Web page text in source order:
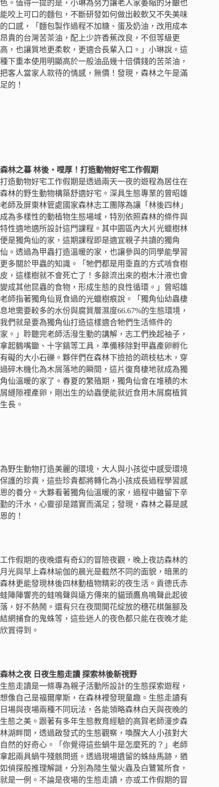
色。值得一提的是，小琳為努力讓老人家萎縮的牙齦也
能咬上可口的麵包，不斷研發如何做出較軟又不失美味
的口感，「麵包製作過程不加糖、蛋及奶油，改用成本
昂貴的台灣苦茶油，配上少許香蕉改良，不但等級更
高，也讓質地更柔軟，更適合長輩入口。」小琳說。這
種下重本使用明顯高於一般油品幾十倍價錢的苦茶油，
把客人當家人款待的情感，無價！發現，森林之午是滿
足的！
森林之暮 林後‧哩厚！打造動物好宅工作假期
打造動物好宅工作假期是透過兩天一夜的遊程為居住在
森林的野生動物構築舒適好宅。深具生態專業的曾昭雄
老師及屏東林管處國家森林志工團隊為讓「林後四林」
成為多樣性的動植物生態場域，特別依照森林的條件與
特性適地適所設計這門課程。其中園區內大片光蠟樹林
便是獨角仙的家，這期課程即是適宜親子共讀的獨角
仙。透過為甲蟲打造溫暖的家，也讓參與的同學能學習
更多關於甲蟲的知識。「牠們都是用垂直的方式啃食樹
皮，這樣樹就不會死亡了！多餘流出來的樹木汁液也會
變成其他昆蟲的食物，形成生態的良性循環。」曾昭雄
老師指著獨角仙覓食過的光蠟樹痕說。「獨角仙幼蟲棲
息地需要較多的水份與腐質層濕度66.67%的生態環境，
我們就是要為獨角仙打造這樣適合牠們生活條件的
家。」聆聽完老師活潑生動的講解，志工們挽起袖子，
拿起鶴嘴鋤、十字鎬等工具，準備移除對甲蟲產卵孵化
有礙的大小石礫。夥伴們在森林下撿拾的疏枝枯木，穿
過碎木機化為木屑落地的瞬間，這片復育棲地就成為獨
角仙溫暖的家了。春夏的繁殖期，獨角仙會在堆積的木
屑縫隙裡產卵，剛出生的幼蟲便能就近食用木屑腐植質
生長。
為野生動物打造美麗的環境，大人與小孩從中感受環境
保護的珍貴，這些珍貴都將轉化為小孩成長過程學習感
恩的養分。大夥看著獨角仙溫暖的家，過程中雖留下辛
勤的汗水，心靈卻是踏實而滿足；發現，森林之暮是感
恩的！
工作假期的夜晚還有奇幻的冒險夜觀，晚上夜訪森林的
月光與早上森林瑜伽的晨光是截然不同的面貌，暗黑的
森林更能發現林後四林動植物精彩的夜生活。貢德氏赤
蛙陣陣響亮的蛙鳴聲與遠方傳來的貓頭鷹鳥鳴聲此起彼
落，好不熱鬧。還有只在夜間開花綻放的穗花棋盤腳及
結網捕食的鬼蛛等，這些迷人的夜色都只能在夜晚才能
欣賞得到。
森林之夜 日夜生態走讀 探索林後新視野
生態走讀是一條專為親子活動所設計的生態探索遊程，
想像自己是福爾摩斯，在森林裡發現童趣。生態走讀有
日場與夜場兩種不同玩法，各能領略森林白天與夜晚的
生態之美。跟著有多年生態教育經驗的高賀老師漫步森
林湖畔間，透過啟發式的生態觀察，喚醒大人小孩對大
自然的好奇心。「你覺得這些蝸牛是怎麼死的？」老師
拿起兩具蝸牛殘骸問道。透過現場遺留的蛛絲馬跡，猶
如偵探般推理解謎，分別為陸生螢火蟲及白鷺鷥所食，
就是一例。不論是夜場的生態走讀，亦或工作假期的冒